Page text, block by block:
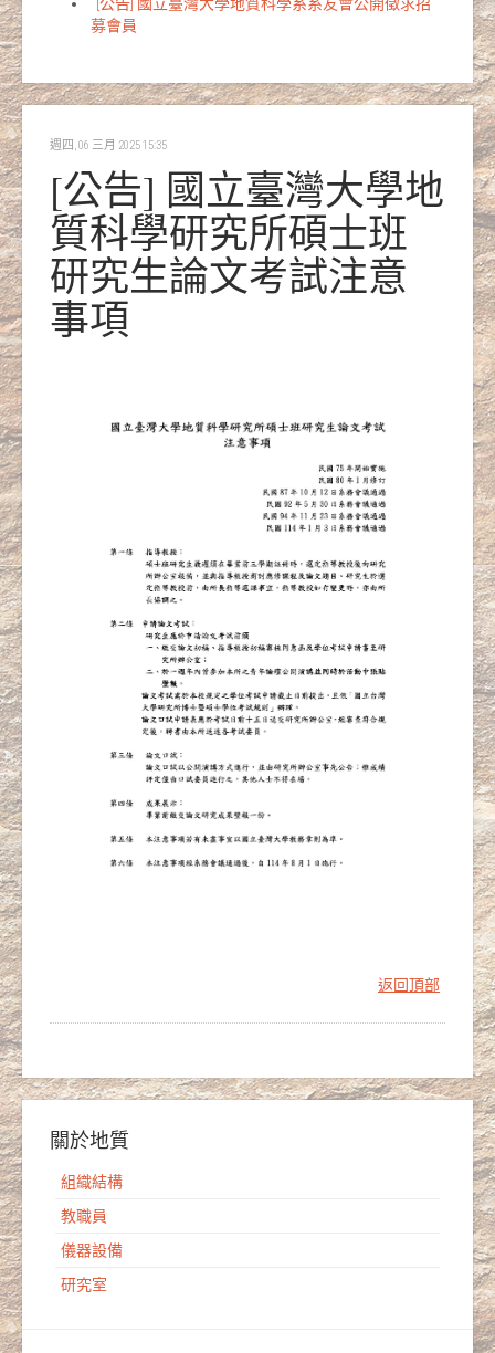
募會員
週四, 06 三月 2025 15:35
[公告] 國立臺灣大學地
質科學研究所碩士班
研究生論文考試注意
事項
返回頂部
關於地質
組織結構
教職員
儀器設備
研究室